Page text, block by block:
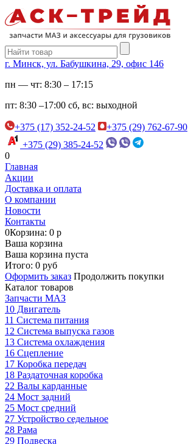
г. Минск, ул. Бабушкина, 29, офис 146
пн — чт: 8:30 – 17:15
пт: 8:30 –17:00 сб, вс: выходной
+375 (17) 352-24-52
+375 (29) 762-67-90
+375 (29) 385-24-52
0
Главная
Акции
Доставка и оплата
О компании
Новости
Контакты
0Корзина: 0 р
Ваша корзина
Ваша корзина пуста
Итого: 0 руб
Оформить заказ Продолжить покупки
Каталог товаров
Запчасти МАЗ
10 Двигатель
11 Система питания
12 Система выпуска газов
13 Система охлаждения
16 Сцепление
17 Коробка передач
18 Раздаточная коробка
22 Валы карданные
24 Мост задний
25 Мост средний
27 Устройство седельное
28 Рама
29 Подвеска